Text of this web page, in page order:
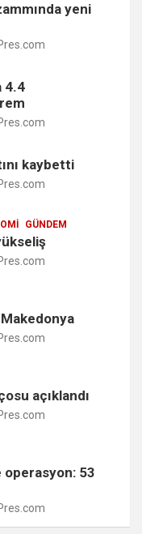
yeni
4.4
kaybetti
GÜNDEM
açıklandı
operasyon: 53